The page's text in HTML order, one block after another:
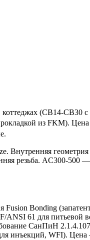
(CB14-CB30
из FKM).
резьба. AC300-500
Bonding
61 для питьевой
СанПиН
инъекций, WFI).